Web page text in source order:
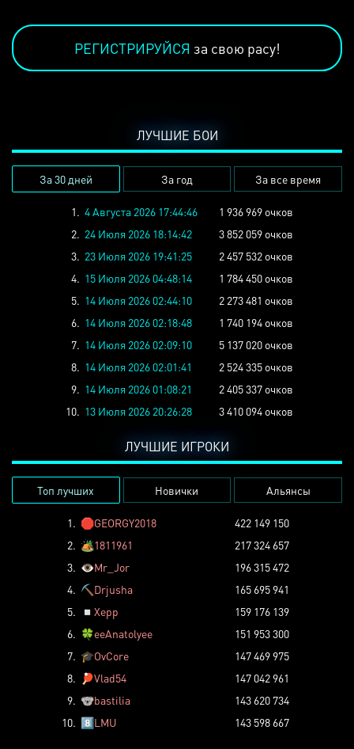
РЕГИСТРИРУЙСЯ за свою расу!
ЛУЧШИЕ БОИ
За 30 дней За год За все время
1. 4 Августа 2026 17:44:46
1 936 969 очков
2. 24 Июля 2026 18:14:42
3 852 059 очков
3. 23 Июля 2026 19:41:25
2 457 532 очков
4. 15 Июля 2026 04:48:14
1 784 450 очков
5. 14 Июля 2026 02:44:10
2 273 481 очков
6. 14 Июля 2026 02:18:48
1 740 194 очков
7. 14 Июля 2026 02:09:10
5 137 020 очков
8. 14 Июля 2026 02:01:41
2 524 335 очков
9. 14 Июля 2026 01:08:21
2 405 337 очков
10. 13 Июля 2026 20:26:28 3 410 094 очков
ЛУЧШИЕ ИГРОКИ
Топ лучших Новички Альянсы
1. 🛑GEORGY2018
422 149 150
2. 🏕️1811961
217 324 657
3. 👁️Mr_Jor
196 315 472
4. ⛏️ Drjusha
165 695 941
5.
◽ Xepp
159 176 139
6. 🍀eeAnatolyee
151 953 300
7. 🎓OvCore
147 469 975
8.
🏓Vlad54
147 042 961
9. 🐨bastilia
143 620 734
10. 8️⃣LMU 143 598 667